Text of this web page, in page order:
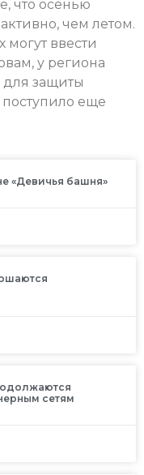
что осенью
чем летом.
ввести
у региона
для защиты
поступило еще
«Девичья башня»
сетям